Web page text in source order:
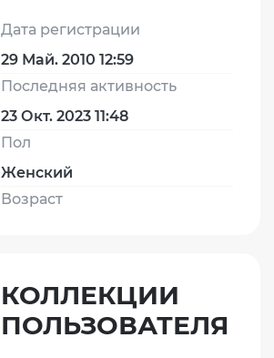
Дата регистрации
29 Май. 2010 12:59
Последняя активность
23 Окт. 2023 11:48
Пол
Женский
Возраст
КОЛЛЕКЦИИ
ПОЛЬЗОВАТЕЛЯ